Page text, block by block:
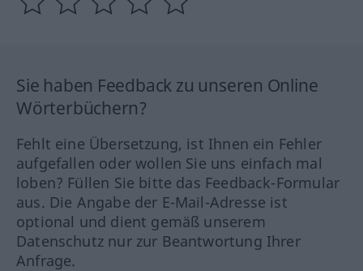
Sie haben Feedback zu unseren Online
Wörterbüchern?
Fehlt eine Übersetzung, ist Ihnen ein Fehler
aufgefallen oder wollen Sie uns einfach mal
loben? Füllen Sie bitte das Feedback-Formular
aus. Die Angabe der E-Mail-Adresse ist
optional und dient gemäß unserem
Datenschutz nur zur Beantwortung Ihrer
Anfrage.